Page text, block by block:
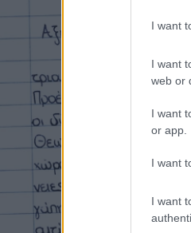
I want
I want
web or
I want
or app.
I want
I want